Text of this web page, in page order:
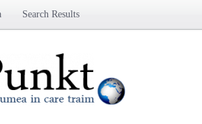
Search Results